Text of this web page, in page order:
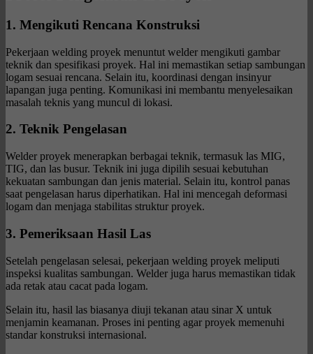
1. Mengikuti Rencana Konstruksi
Pekerjaan welding proyek menuntut welder mengikuti gambar
teknik dan spesifikasi proyek. Hal ini memastikan setiap sambungan
logam sesuai rencana. Selain itu, koordinasi dengan insinyur
lapangan juga penting. Komunikasi ini membantu menyelesaikan
masalah teknis yang muncul di lokasi.
2. Teknik Pengelasan
Welder proyek menerapkan berbagai teknik, termasuk las MIG,
TIG, dan las busur. Teknik ini juga dipilih sesuai kebutuhan
kekuatan sambungan dan jenis material. Selain itu, kontrol panas
saat pengelasan harus diperhatikan. Hal ini mencegah deformasi
logam dan menjaga stabilitas struktur proyek.
3. Pemeriksaan Hasil Las
Setelah pengelasan selesai, pekerjaan welding proyek meliputi
inspeksi kualitas sambungan. Welder juga harus memastikan tidak
ada retak atau cacat pada logam.
Selain itu, hasil las biasanya diuji tekanan atau sinar X untuk
menjamin keamanan. Proses ini penting agar proyek memenuhi
standar konstruksi internasional.